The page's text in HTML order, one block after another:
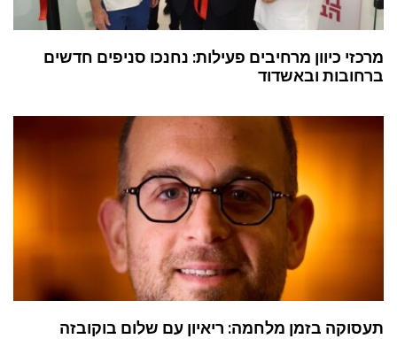
מרכזי כיוון מרחיבים פעילות: נחנכו סניפים חדשים
ברחובות ובאשדוד
תעסוקה בזמן מלחמה: ריאיון עם שלום בוקובזה